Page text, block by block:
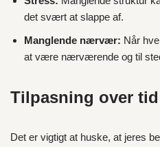
det svært at slappe af.
Manglende nærvær: Når
at være nærværende og til
Tilpasning over tid
Det er vigtigt at huske, at jeres